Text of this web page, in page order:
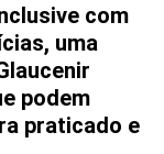
com
uma
podem
praticado e